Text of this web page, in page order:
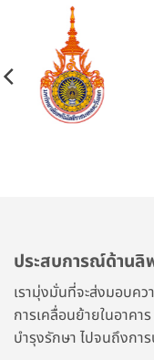
ประสบการณ์ด้านลิ
เรามุ่งมั่นที่จะส่งมอบค
การเคลื่อนย้ายในอาคา
บำรุงรักษา ไปจนถึงกา